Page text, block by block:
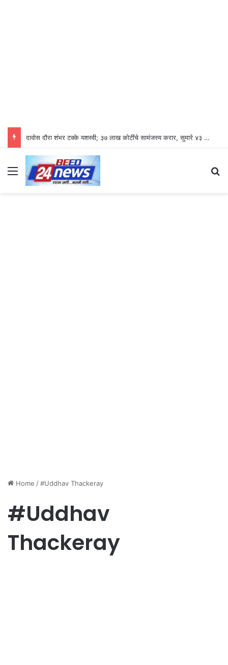
दावोस दौरा शंभर टक्के यशस्वी; ३७ लाख कोटींचे सामंजस्य करार, सुमारे ४३ लाख रोजगारनिर्मिती – उद्योगमंत्री डॉ. उदय सामंत
Menu
Home /#Uddhav Thackeray
#Uddhav
Thackeray